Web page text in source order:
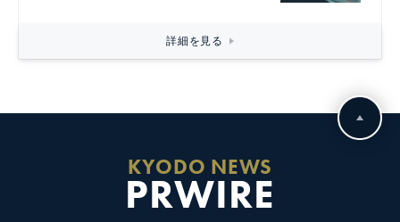
詳細を見る
KYODO NEWS
PRWIRE